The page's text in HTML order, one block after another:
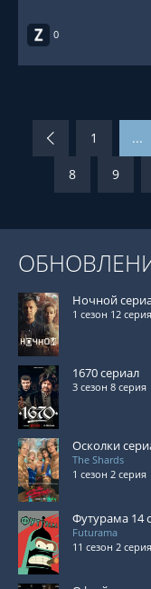
0
1 ...
8 9
Ночной
1 сезон 12 серия
1670 сериал
3 сезон 8 серия
Осколки
The Shards
1 сезон 2 серия
Футурама 14
Futurama
11 сезон 2 серия